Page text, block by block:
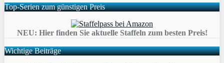
Top-Serien zum günstigen Preis
NEU: Hier finden Sie aktuelle Staffeln zum besten Preis!
Wichtige Beiträge